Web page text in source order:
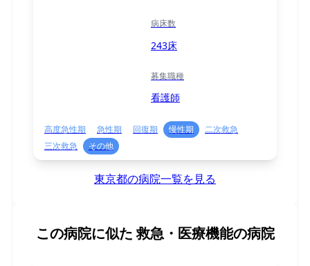
病床数
243床
募集職種
看護師
高度急性期 急性期 回復期 慢性期
二次救急
三次救急
その他
東京都の病院一覧を見る
この病院に似た 救急・医療機能の病院